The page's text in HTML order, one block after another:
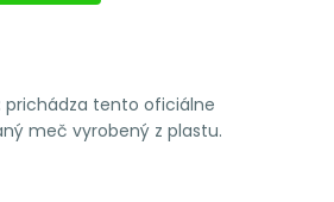
prichádza tento oficiálne
meč vyrobený z plastu.